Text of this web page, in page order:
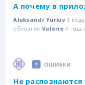
А почему в
Aleksandr Yurkiv 4
обновлён Valerie 4 года
ОШИБКИ
Не